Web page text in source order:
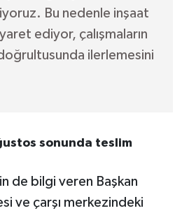
Bu nedenle inşaat
ediyor, çalışmaların
ilerlemesini
sonunda teslim
de bilgi veren Başkan
ve çarşı merkezindeki